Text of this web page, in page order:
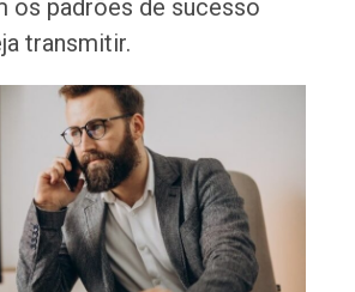
os padrões de sucesso
transmitir.